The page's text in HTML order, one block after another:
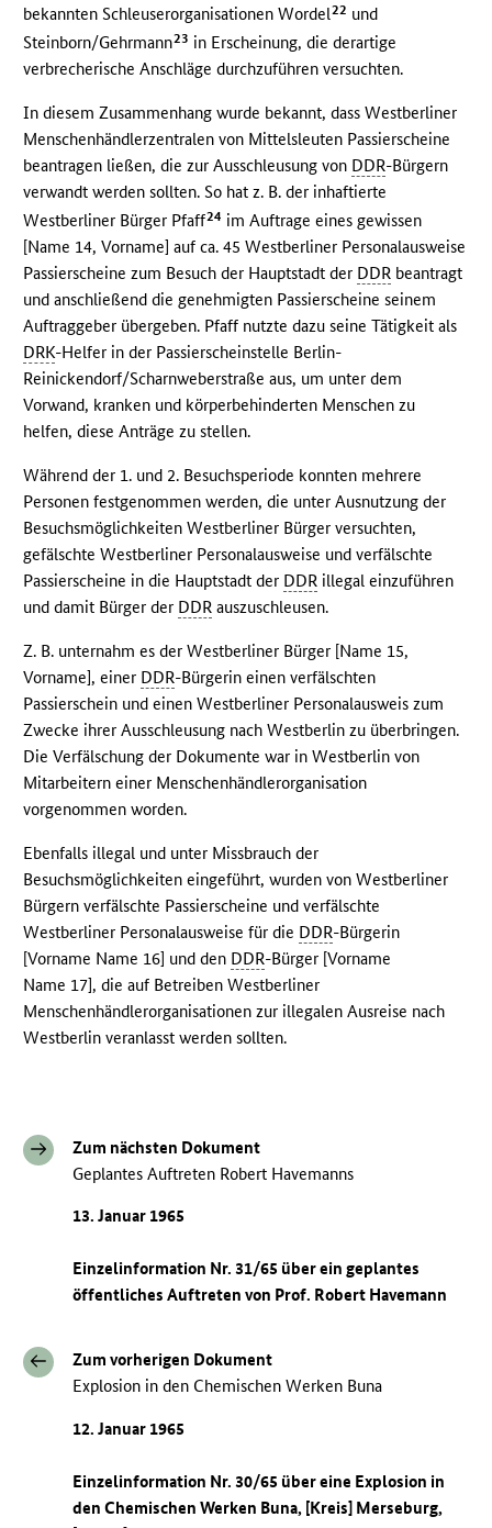
bekannten Schleuserorganisationen Wordel22 und
Steinborn/Gehrmann23 in Erscheinung, die derartige
verbrecherische Anschläge durchzuführen versuchten.
In diesem Zusammenhang wurde bekannt, dass Westberliner
Menschenhändlerzentralen von Mittelsleuten Passierscheine
beantragen ließen, die zur Ausschleusung von DDR-Bürgern
verwandt werden sollten. So hat z. B. der inhaftierte
Westberliner Bürger Pfaff24 im Auftrage eines gewissen
[Name 14, Vorname] auf ca. 45 Westberliner Personalausweise
Passierscheine zum Besuch der Hauptstadt der DDR beantragt
und anschließend die genehmigten Passierscheine seinem
Auftraggeber übergeben. Pfaff nutzte dazu seine Tätigkeit als
DRK-Helfer in der Passierscheinstelle Berlin-
Reinickendorf/Scharnweberstraße aus, um unter dem
Vorwand, kranken und körperbehinderten Menschen zu
helfen, diese Anträge zu stellen.
Während der 1. und 2. Besuchsperiode konnten mehrere
Personen festgenommen werden, die unter Ausnutzung der
Besuchsmöglichkeiten Westberliner Bürger versuchten,
gefälschte Westberliner Personalausweise und verfälschte
Passierscheine in die Hauptstadt der DDR illegal einzuführen
und damit Bürger der DDR auszuschleusen.
Z. B. unternahm es der Westberliner Bürger [Name 15,
Vorname], einer DDR-Bürgerin einen verfälschten
Passierschein und einen Westberliner Personalausweis zum
Zwecke ihrer Ausschleusung nach Westberlin zu überbringen.
Die Verfälschung der Dokumente war in Westberlin von
Mitarbeitern einer Menschenhändlerorganisation
vorgenommen worden.
Ebenfalls illegal und unter Missbrauch der
Besuchsmöglichkeiten eingeführt, wurden von Westberliner
Bürgern verfälschte Passierscheine und verfälschte
Westberliner Personalausweise für die DDR-Bürgerin
[Vorname Name 16] und den DDR-Bürger [Vorname
Name 17], die auf Betreiben Westberliner
Menschenhändlerorganisationen zur illegalen Ausreise nach
Westberlin veranlasst werden sollten.
Zum nächsten Dokument
Geplantes Auftreten Robert Havemanns
13. Januar 1965
Einzelinformation Nr. 31/65 über ein geplantes
öffentliches Auftreten von Prof. Robert Havemann
Zum vorherigen Dokument
Explosion in den Chemischen Werken Buna
12. Januar 1965
Einzelinformation Nr. 30/65 über eine Explosion in
den Chemischen Werken Buna, [Kreis] Merseburg,